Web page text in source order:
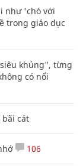
như 'chó với
trong giáo dục
khủng", từng
có nổi
cát
106